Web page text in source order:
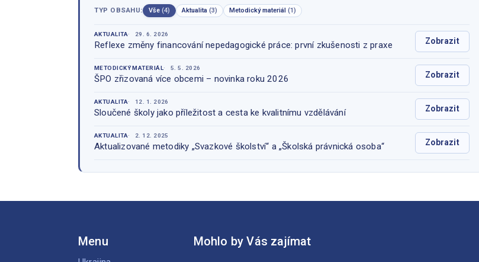
TYP OBSAHU: Vše (4) Aktualita (3) Metodický materiál (1)
AKTUALITA 29. 6. 2026
Reflexe změny financování nepedagogické práce: první zkušenosti z praxe Zobrazit
METODICKÝ MATERIÁL 5. 5. 2026
ŠPO zřizovaná více obcemi – novinka roku 2026 Zobrazit
AKTUALITA 12. 1. 2026
Sloučené školy jako příležitost a cesta ke kvalitnímu vzdělávání Zobrazit
AKTUALITA 2. 12. 2025
Aktualizované metodiky „Svazkové školství“ a „Školská právnická osoba“ Zobrazit
Menu Mohlo by Vás zajímat